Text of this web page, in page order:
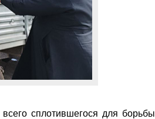
сплотившегося для борьбы